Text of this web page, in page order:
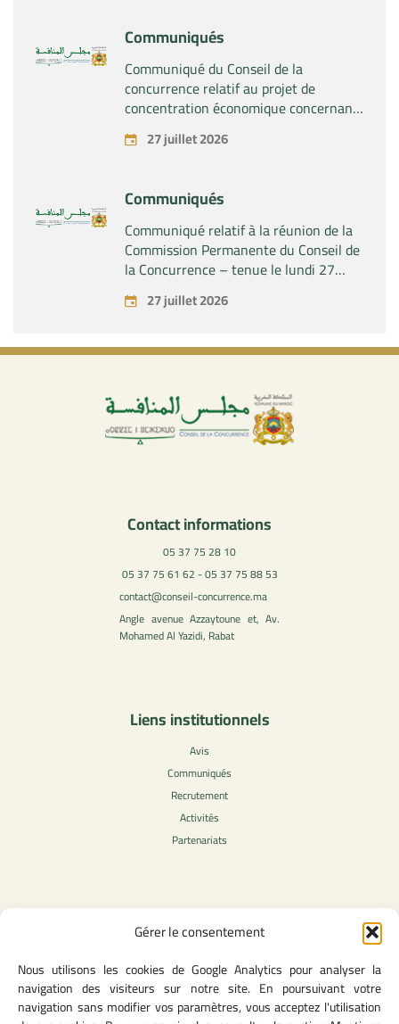
Gérer le consentement
Nous utilisons les cookies de Google Analytics pour analyser la
navigation des visiteurs sur notre site. En poursuivant votre
navigation sans modifier vos paramètres, vous acceptez l'utilisation
Communiqués
Communiqué du Conseil de la
concurrence relatif au projet de
concentration économique concernant
la prise par la société « Fives SAS » du
contrôle exclusif de la société « Aries
27 juillet 2026
Communiqués
Communiqué relatif à la réunion de la
Commission Permanente du Conseil de
la Concurrence – tenue le lundi 27
juillet 2026
27 juillet 2026
Contact informations
05 37 75 28 10
05 37 75 61 62 - 05 37 75 88 53
contact@conseil-concurrence.ma
Angle avenue Azzaytoune et, Av.
Mohamed Al Yazidi, Rabat
Liens institutionnels
Avis
Communiqués
Recrutement
Activités
Partenariats
Contenu légale
CGU
Mentions légales
Politique des cookies